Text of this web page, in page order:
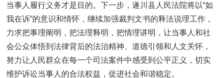
当事人履行义务才是目的。下一步，遂川县人民法院将以“如
我在诉”的意识和情怀，继续加强裁判文书的释法说理工作，
力求把事理阐明，把法理释明，把情理讲明，让当事人和社
会公众体悟到法律背后的法治精神、道德引领和人文关怀，
努力让人民群众在每一个司法案件中感受到公平正义，切实
维护诉讼当事人的合法权益，促进社会和谐稳定。